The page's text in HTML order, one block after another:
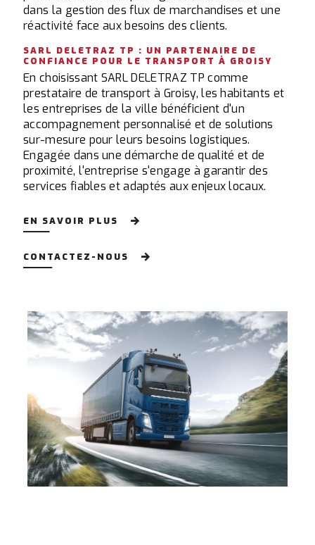
dans la gestion des flux de marchandises et une
réactivité face aux besoins des clients.
SARL DELETRAZ TP : UN PARTENAIRE DE
CONFIANCE POUR LE TRANSPORT À GROISY
En choisissant SARL DELETRAZ TP comme
prestataire de transport à Groisy, les habitants et
les entreprises de la ville bénéficient d'un
accompagnement personnalisé et de solutions
sur-mesure pour leurs besoins logistiques.
Engagée dans une démarche de qualité et de
proximité, l'entreprise s'engage à garantir des
services fiables et adaptés aux enjeux locaux.
EN SAVOIR PLUS
CONTACTEZ-NOUS